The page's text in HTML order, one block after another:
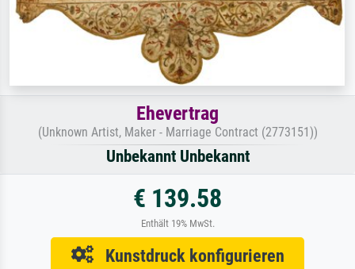
Ehevertrag
(Unknown Artist, Maker - Marriage Contract (2773151))
Unbekannt Unbekannt
€ 139.58
Enthält 19% MwSt.
Kunstdruck konfigurieren